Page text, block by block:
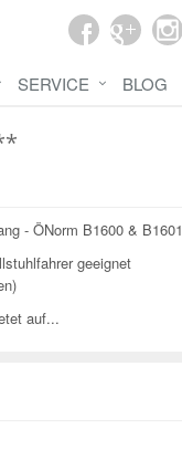
- ÖNorm B1600 & B1601
geeignet
auf...
SERVICE BLOG